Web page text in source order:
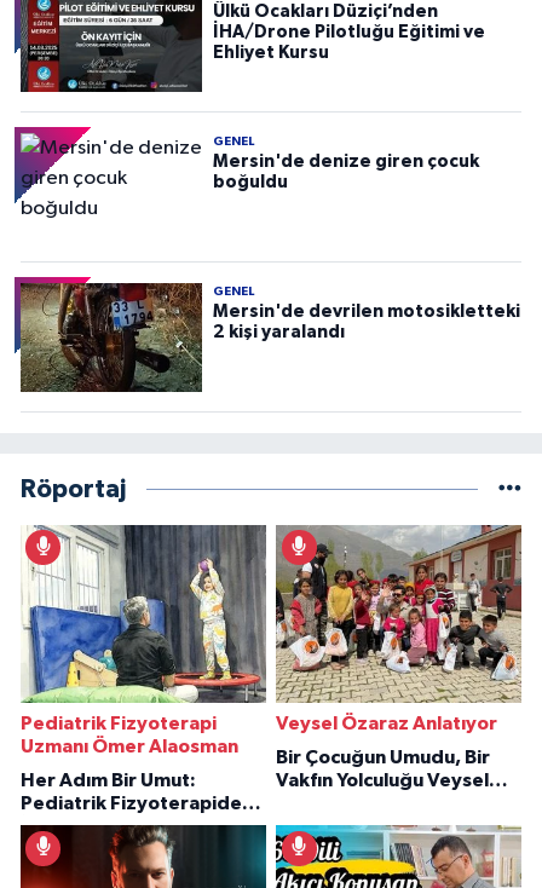
Ülkü Ocakları Düziçi’nden
İHA/Drone Pilotluğu Eğitimi ve
Ehliyet Kursu
GENEL
Mersin'de denize giren çocuk
boğuldu
GENEL
Mersin'de devrilen motosikletteki
2 kişi yaralandı
Röportaj
Pediatrik Fizyoterapi
Uzmanı Ömer Alaosman
Her Adım Bir Umut:
Pediatrik Fizyoterapiden
İlham Veren Hikâyeler
Veysel Özaraz Anlatıyor
Bir Çocuğun Umudu, Bir
Vakfın Yolculuğu Veysel